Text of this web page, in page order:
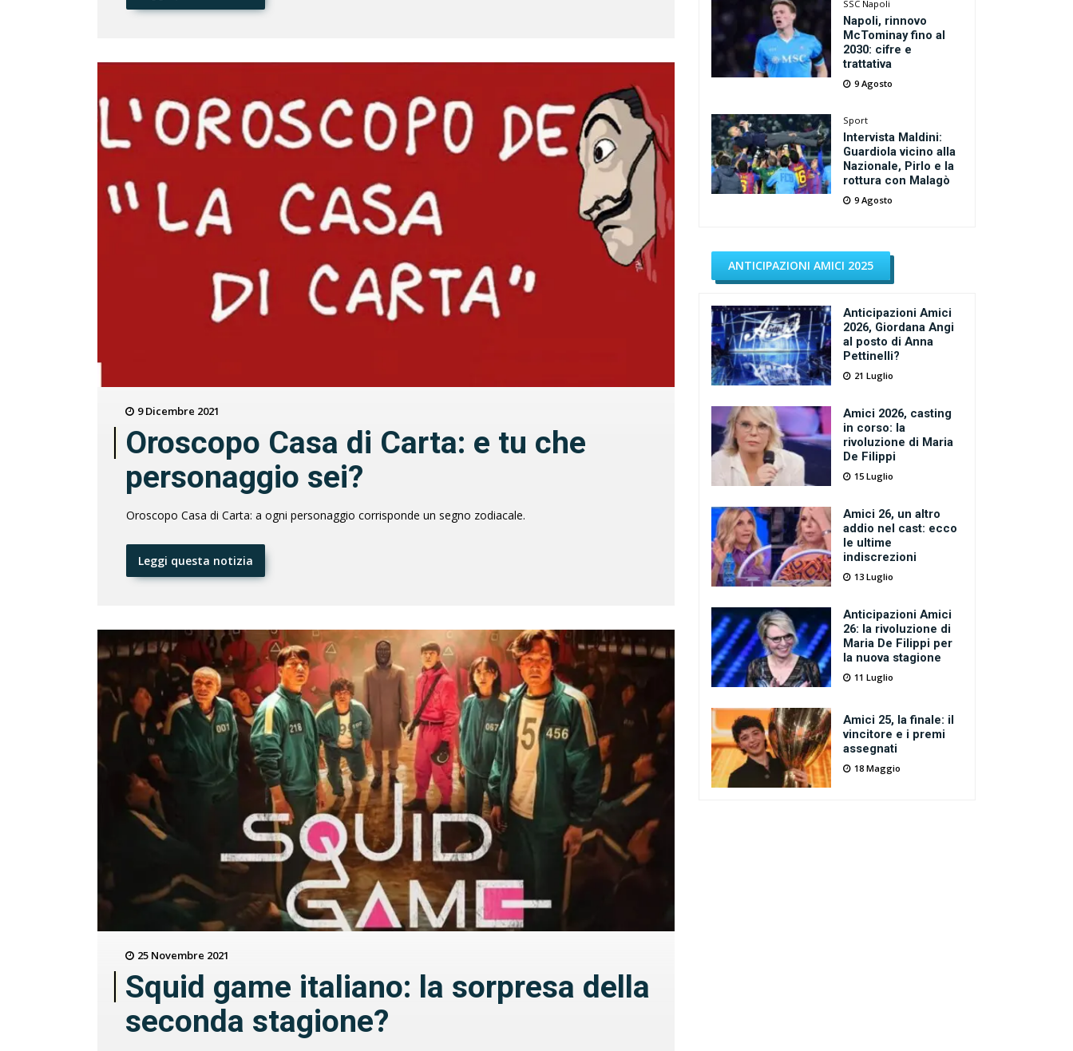
9 Dicembre 2021
Oroscopo Casa di Carta: e tu che
personaggio sei?
Oroscopo Casa di Carta: a ogni personaggio corrisponde un segno zodiacale.
Leggi questa notizia
25 Novembre 2021
Squid game italiano: la sorpresa della
seconda stagione?
SSC Napoli
Napoli, rinnovo
McTominay fino al
2030: cifre e
trattativa
9 Agosto
Sport
Intervista Maldini:
Guardiola vicino alla
Nazionale, Pirlo e la
rottura con Malagò
9 Agosto
ANTICIPAZIONI AMICI 2025
Anticipazioni Amici
2026, Giordana Angi
al posto di Anna
Pettinelli?
21 Luglio
Amici 2026, casting
in corso: la
rivoluzione di Maria
De Filippi
15 Luglio
Amici 26, un altro
addio nel cast: ecco
le ultime
indiscrezioni
13 Luglio
Anticipazioni Amici
26: la rivoluzione di
Maria De Filippi per
la nuova stagione
11 Luglio
Amici 25, la finale: il
vincitore e i premi
assegnati
18 Maggio